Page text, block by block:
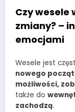
Czy wesele
zmiany? –
emocjami
Wesele jest
nowego
możliwości,
także do
zachodzą.